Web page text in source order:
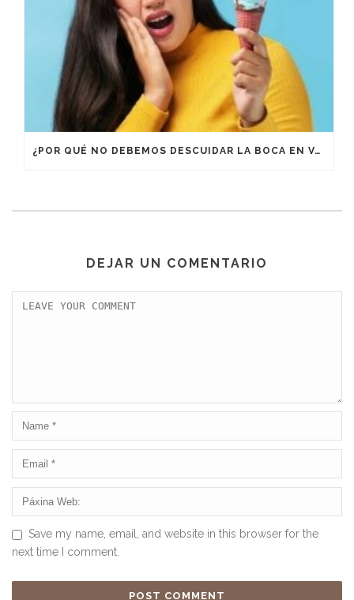
¿POR QUÉ NO DEBEMOS DESCUIDAR LA BOCA EN VACACIONES?
DEJAR UN COMENTARIO
Save my name, email, and website in this browser for the
next time I comment.